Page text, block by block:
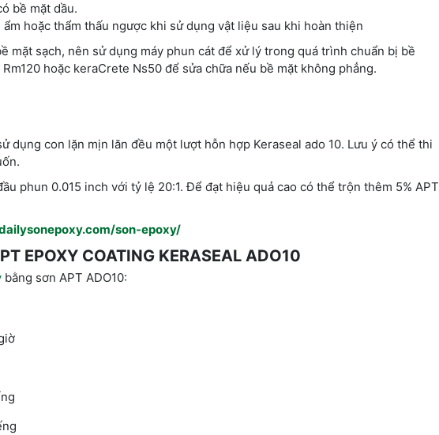
bề mặt dầu.
hoặc thẩm thấu ngược khi sử dụng vật liệu sau khi hoàn thiện
mặt sạch, nên sử dụng máy phun cát để xử lý trong quá trình chuẩn bị bề
hoặc keraCrete Ns50 để sửa chữa nếu bề mặt không phẳng.
dụng con lặn mịn lăn đều một lượt hỗn hợp Keraseal ado 10. Lưu ý có thể thi
phun 0.015 inch với tỷ lệ 20:1. Để đạt hiệu quả cao có thể trộn thêm 5% APT
son-epoxy/
EPOXY COATING KERASEAL ADO10
bằng sơn APT ADO10: